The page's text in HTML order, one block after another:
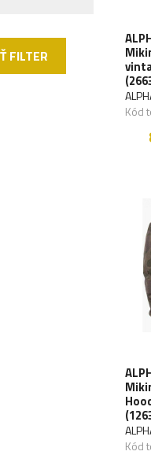
FILTER
Kód
Kód